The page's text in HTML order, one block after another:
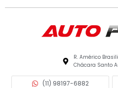
R. Américo
Chácara Santo
(11) 98197-6882